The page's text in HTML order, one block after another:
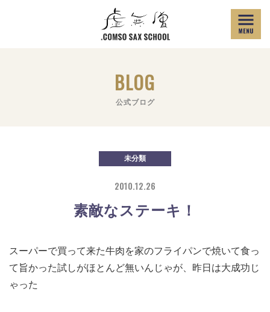
BLOG
公式ブログ
未分類
2010.12.26
素敵なステーキ！
スーパーで買って来た牛肉を家のフライパンで焼いて食っ
て旨かった試しがほとんど無いんじゃが、昨日は大成功じ
ゃった